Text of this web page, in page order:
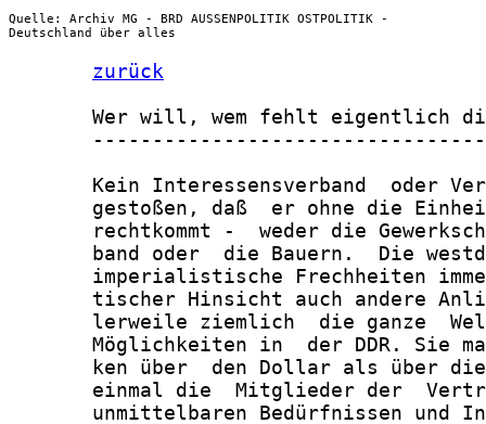
Quelle: Archiv MG - BRD AUSSENPOLITIK OSTPOLITIK -
Deutschland über alles
zurück
Wer will, wem fehlt eigentlich
Kein Interessensverband  oder
gestoßen, daß  er ohne die
rechtkommt -  weder die
band oder  die Bauern.  Die
imperialistische Frechheiten
tischer Hinsicht auch andere
lerweile ziemlich  die ganze
Möglichkeiten in  der DDR. Sie
ken über  den Dollar als über
einmal die  Mitglieder der
unmittelbaren Bedürfnissen und